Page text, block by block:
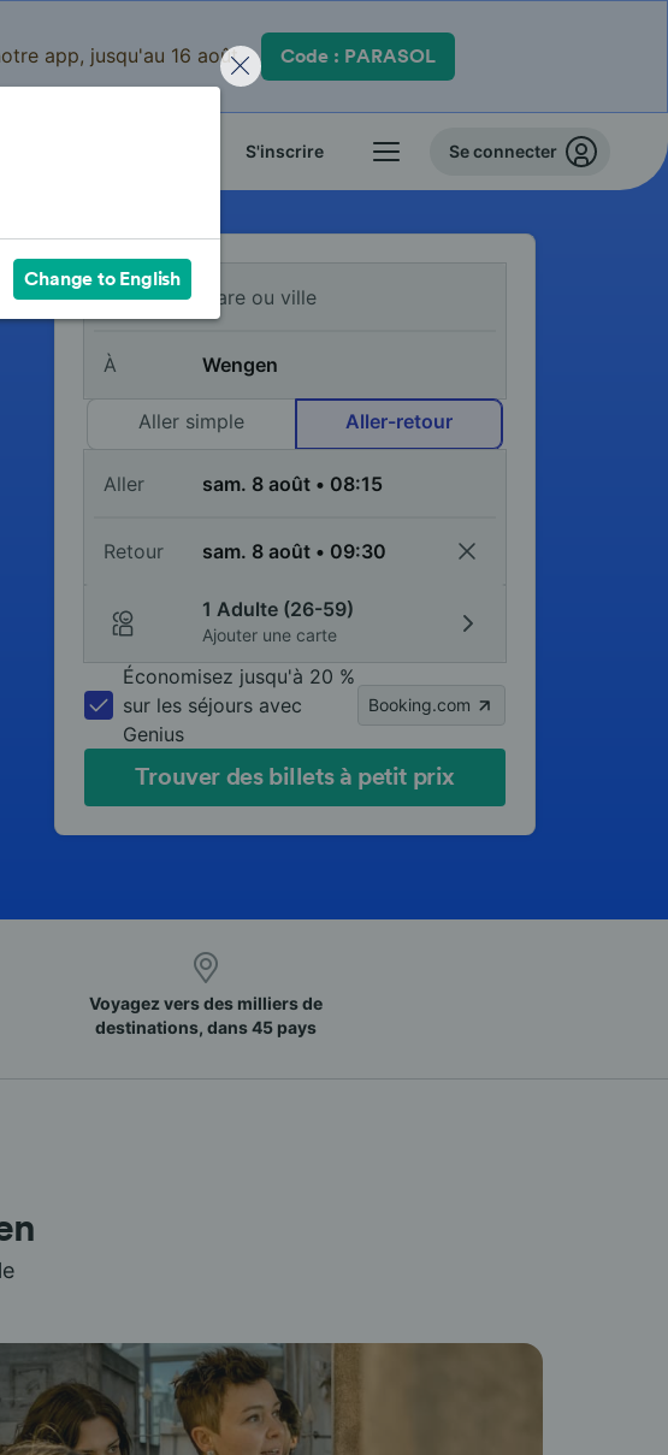
app, jusqu'au 16 août. Code : PARASOL
S'inscrire Se connecter
De
À
Aller simple Aller-retour
Aller
Retour
1 Adulte (26-59)
Ajouter une carte
Économisez jusqu'à 20 %
sur les séjours avec
Genius
Booking.com
Trouver des billets à petit prix
Voyagez vers des milliers de
destinations, dans 45 pays
Change to English